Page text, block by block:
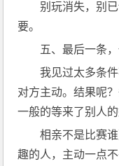
别玩消失，别
要。
五、最后一条
我见过太多条
对方主动。结果呢
一般的等来了别人的
相亲不是比赛
趣的人，主动一点